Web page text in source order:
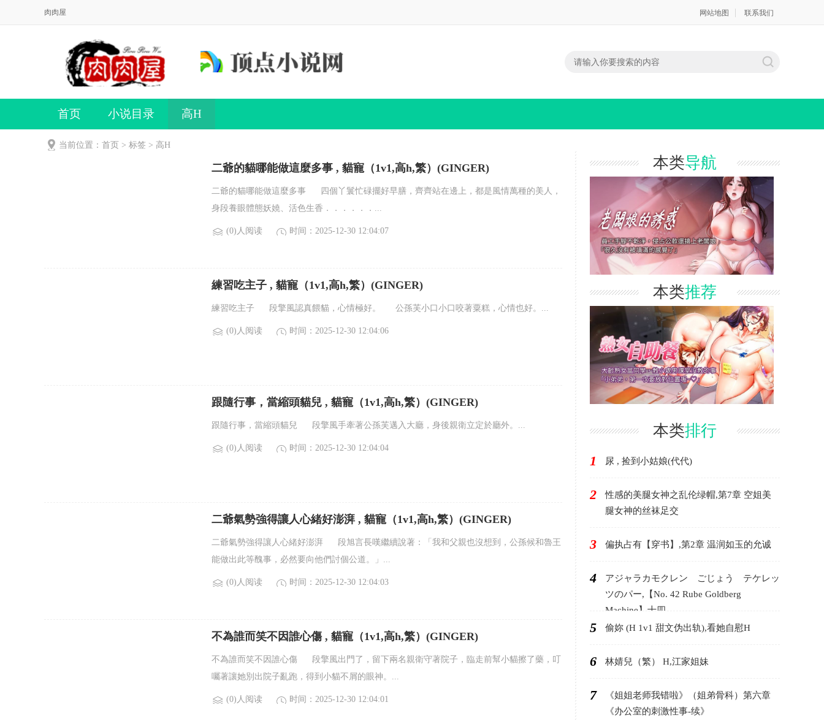
肉肉屋 网站地图 联系我们
首页 小说目录 高H
当前位置：首页 > 标签 > 高H
二爺的貓哪能做這麼多事 , 貓寵（1v1,高h,繁）(GINGER)
二爺的貓哪能做這麼多事 四個丫鬟忙碌擺好早膳，齊齊站在邊上，都是風情萬種的美人，
身段養眼體態妖嬈、活色生香．．．．．．...
(0)人阅读 时间：2025-12-30 12:04:07
練習吃主子 , 貓寵（1v1,高h,繁）(GINGER)
練習吃主子 段擎風認真餵貓，心情極好。 公孫芙小口小口咬著粟糕，心情也好。...
(0)人阅读 时间：2025-12-30 12:04:06
跟隨行事，當縮頭貓兒 , 貓寵（1v1,高h,繁）(GINGER)
跟隨行事，當縮頭貓兒 段擎風手牽著公孫芙邁入大廳，身後親衛立定於廳外。...
(0)人阅读 时间：2025-12-30 12:04:04
二爺氣勢強得讓人心緒好澎湃 , 貓寵（1v1,高h,繁）(GINGER)
二爺氣勢強得讓人心緒好澎湃 段旭言長嘆繼續說著：「我和父親也沒想到，公孫候和魯王
能做出此等醜事，必然要向他們討個公道。」...
(0)人阅读 时间：2025-12-30 12:04:03
不為誰而笑不因誰心傷 , 貓寵（1v1,高h,繁）(GINGER)
不為誰而笑不因誰心傷 段擎風出門了，留下兩名親衛守著院子，臨走前幫小貓擦了藥，叮
囑著讓她別出院子亂跑，得到小貓不屑的眼神。...
(0)人阅读 时间：2025-12-30 12:04:01
本类导航
本类推荐
本类排行
1 尿 , 捡到小姑娘(代代)
2
性感的美腿女神之乱伦绿帽,第7章 空姐美
腿女神的丝袜足交
3 偏执占有【穿书】,第2章 温润如玉的允诚
4
アジャラカモクレン ごじょう テケレッ
ツのパー,【No. 42 Rube Goldberg
Machine】十四
5 偷妳 (H 1v1 甜文伪出轨),看她自慰H
6 林婧兒（繁） H,江家姐妹
7
《姐姐老师我错啦》（姐弟骨科）第六章
《办公室的刺激性事-续》